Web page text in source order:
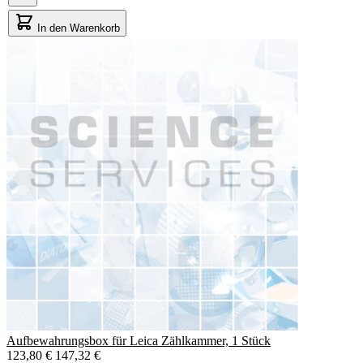
In den Warenkorb
Aufbewahrungsbox für Leica Zählkammer, 1 Stück
123,80 € 147,32 €